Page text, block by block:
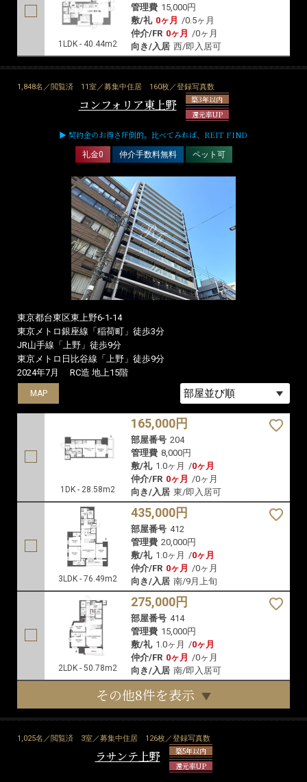
1LDK - 40.44m2
管理費 15,000円
敷/礼 0ヶ月 /0.5ヶ月
仲介/FR 0ヶ月 /0ヶ月
向き/入居 西/即入居可
1,848名／閲覧済 11室／募集中住居 160枚／登録写真数
コンフォリア東上野
築3年以内
還元率UP
▶ 契約金のお得さ圧倒的。比べてみれば、REIT FIND
礼金0 仲介手数料無料 ペット可
東京都台東区東上野6-1-14
東京メトロ銀座線「稲荷町」徒歩3分
JR山手線「上野」徒歩9分
東京メトロ日比谷線「上野」徒歩9分
2024年7月
RC造 地上15階
MAP
1DK - 28.58m2
165,000円
部屋番号 204
管理費 8,000円
敷/礼 1.0ヶ月 /0ヶ月
仲介/FR 0ヶ月 /0ヶ月
向き/入居 東/即入居可
MAP
3LDK - 76.49m2
435,000円
部屋番号 412
管理費 20,000円
敷/礼 1.0ヶ月 /0ヶ月
仲介/FR 0ヶ月 /0ヶ月
向き/入居 南/9月上旬
MAP
2LDK - 50.78m2
275,000円
部屋番号 414
管理費 15,000円
敷/礼 1.0ヶ月 /0ヶ月
仲介/FR 0ヶ月 /0ヶ月
向き/入居 南/即入居可
その他8件を表示
1,025名／閲覧済 3室／募集中住居 126枚／登録写真数
ラサンテ上野
築5年以内
還元率UP